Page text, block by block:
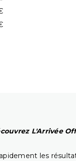
L'Arrivée
les